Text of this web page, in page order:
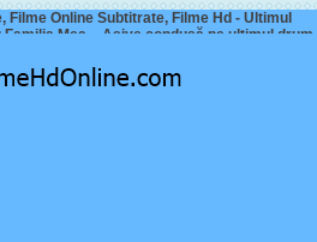
Filme Online Subtitrate, Filme Hd - Ultimul
Mea – Asiye condusă pe ultimul drum